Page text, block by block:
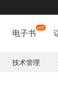
电子书
技术管理